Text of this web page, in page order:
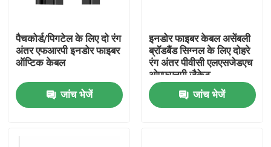
गुणवत्ता नियंत्रण
संपर्क करें
पैचकोर्ड/पिगटेल के लिए दो रंग
अंतर एफआरपी इनडोर फाइबर
ऑप्टिक केबल
जांच भेजें
इनडोर फाइबर केबल असेंबली
ब्रॉडबैंड सिग्नल के लिए दोहरे
रंग अंतर पीवीसी एलएसजेडएच
ओएफएनपी जैकेट
जांच भेजें